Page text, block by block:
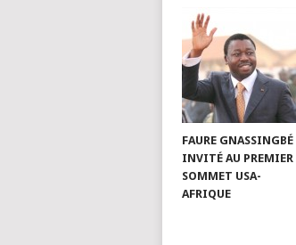
FAURE GNASSINGBÉ
INVITÉ AU PREMIER
SOMMET USA-
AFRIQUE